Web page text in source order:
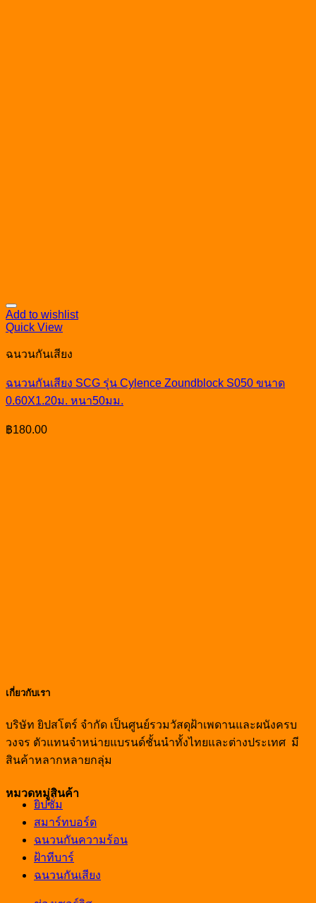
Add to wishlist
Quick View
ฉนวนกันเสียง
ฉนวนกันเสียง SCG รุ่น Cylence Zoundblock S050 ขนาด
0.60X1.20ม. หนา50มม.
฿180.00
เกี่ยวกับเรา
บริษัท ยิปสโตร์ จำกัด เป็นศูนย์รวมวัสดุฝ้าเพดานและผนังครบ
วงจร ตัวแทนจำหน่ายแบรนด์ชั้นนำทั้งไทยและต่างประเทศ มี
สินค้าหลากหลายกลุ่ม
หมวดหมู่สินค้า
ยิปซั่ม
สมาร์ทบอร์ด
ฉนวนกันความร้อน
ฝ้าทีบาร์
ฉนวนกันเสียง